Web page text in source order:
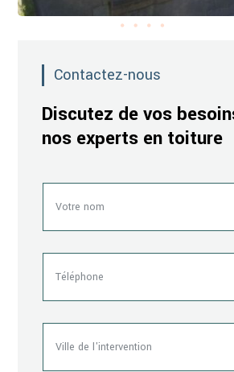
Contactez-nous
Discutez de vos
nos experts en toiture